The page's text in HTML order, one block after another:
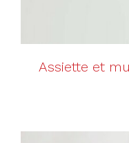
Assiette et